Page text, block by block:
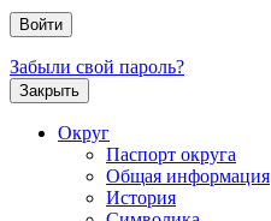
Забыли свой пароль?
Закрыть
Округ
Паспорт округа
Общая информация
История